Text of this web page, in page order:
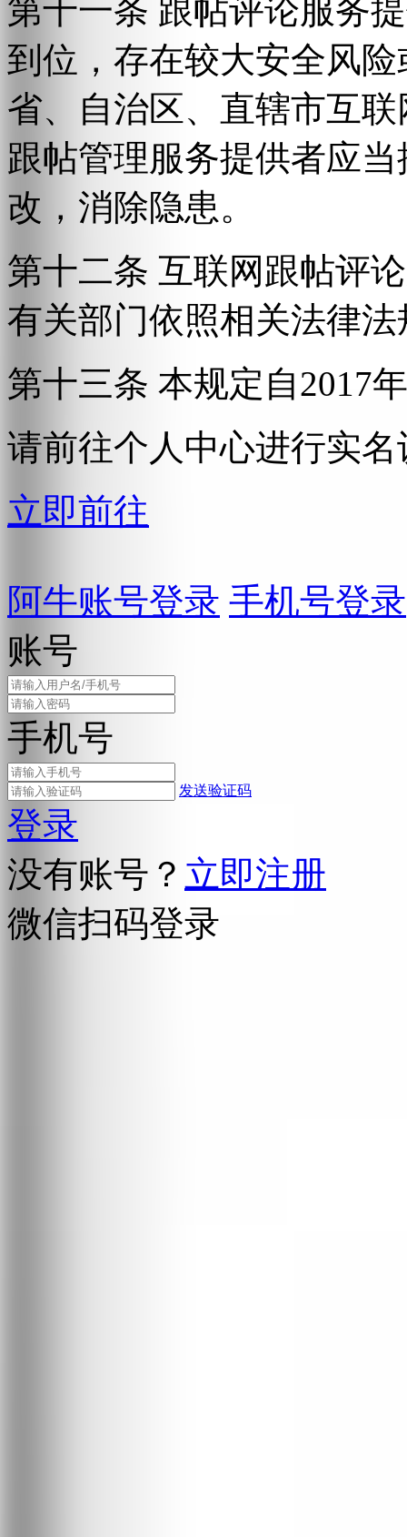
第十一条 跟帖评论服务
到位，存在较大安全风
省、自治区、直辖市互
跟帖管理服务提供者应
改，消除隐患。
第十二条 互联网跟帖评
有关部门依照相关法律
第十三条 本规定自2017
请前往个人中心进行实名
立即前往
阿牛账号登录 手机号登录
账号
手机号
发送验证码
登录
没有账号？ 立即注册
微信扫码登录